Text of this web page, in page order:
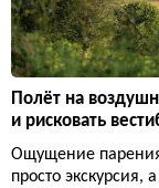
Полёт на
и рисковать
Ощущение
просто